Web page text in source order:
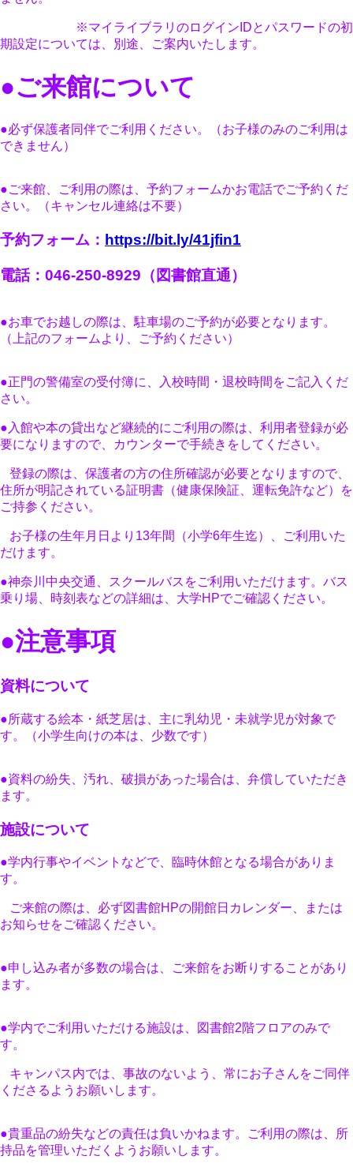
※マイライブラリのログインIDとパスワードの初
期設定については、別途、ご案内いたします。
●ご来館について
●必ず保護者同伴でご利用ください。（お子様のみのご利用は
できません）
●ご来館、ご利用の際は、予約フォームかお電話でご予約くだ
さい。（キャンセル連絡は不要）
予約フォーム： https://bit.ly/41jfin1
電話：046-250-8929（図書館直通）
●お車でお越しの際は、駐車場のご予約が必要となります。
（上記のフォームより、ご予約ください）
●正門の警備室の受付簿に、入校時間・退校時間をご記入くだ
さい。
●入館や本の貸出など継続的にご利用の際は、利用者登録が必
要になりますので、カウンターで手続きをしてください。
登録の際は、保護者の方の住所確認が必要となりますので、
住所が明記されている証明書（健康保険証、運転免許など）を
ご持参ください。
お子様の生年月日より13年間（小学6年生迄）、ご利用いた
だけます。
●神奈川中央交通、スクールバスをご利用いただけます。バス
乗り場、時刻表などの詳細は、大学HPでご確認ください。
●注意事項
資料について
●所蔵する絵本・紙芝居は、主に乳幼児・未就学児が対象で
す。（小学生向けの本は、少数です）
●資料の紛失、汚れ、破損があった場合は、弁償していただき
ます。
施設について
●学内行事やイベントなどで、臨時休館となる場合がありま
す。
ご来館の際は、必ず図書館HPの開館日カレンダー、または
お知らせをご確認ください。
●申し込み者が多数の場合は、ご来館をお断りすることがあり
ます。
●学内でご利用いただける施設は、図書館2階フロアのみで
す。
キャンパス内では、事故のないよう、常にお子さんをご同伴
くださるようお願いします。
●貴重品の紛失などの責任は負いかねます。ご利用の際は、所
持品を管理いただくようお願いします。